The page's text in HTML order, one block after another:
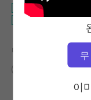
이
개혁자
팔 의자
다음에 대한 유사
개혁자